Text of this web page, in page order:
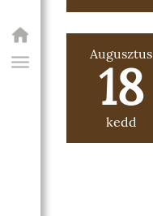
Augusztus
18
kedd